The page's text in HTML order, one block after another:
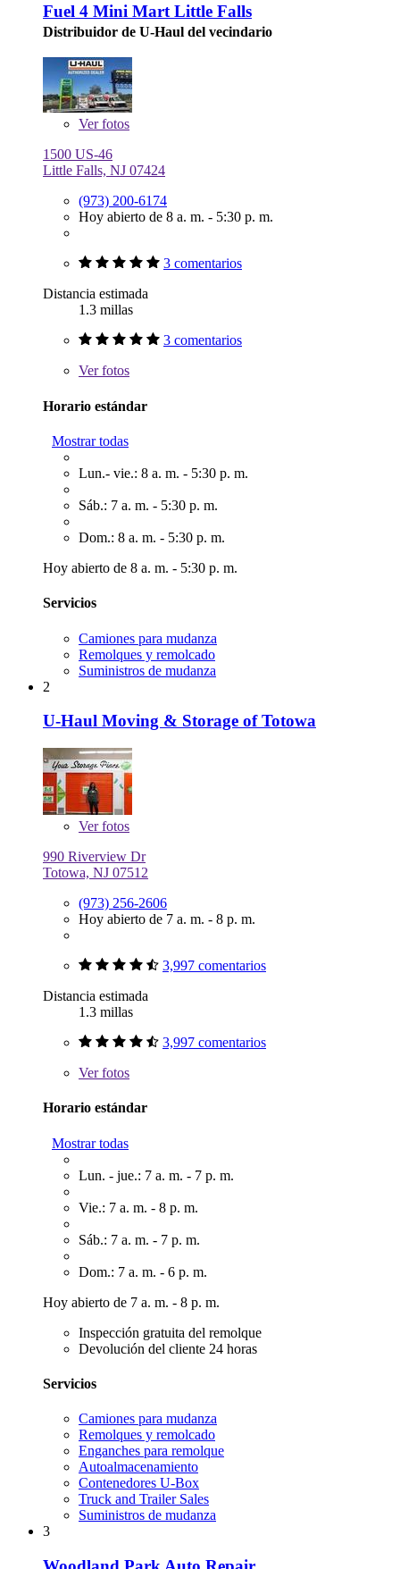
Fuel 4 Mini Mart Little Falls
Distribuidor de U-Haul del vecindario
Verfotos
1500 US-46
Little Falls, NJ 07424
(973) 200-6174
Hoy abierto de 8 a. m. - 5:30 p. m.
3 comentarios
Distancia estimada
1.3 millas
3 comentarios
Verfotos
Horario estándar
Mostrar todas
Lun.- vie.: 8 a. m. - 5:30 p. m.
Sáb.: 7 a. m. - 5:30 p. m.
Dom.: 8 a. m. - 5:30 p. m.
Hoy abierto de 8 a. m. - 5:30 p. m.
Servicios
Camiones para mudanza
Remolques y remolcado
Suministros de mudanza
2
U-Haul Moving & Storage of Totowa
Verfotos
990 Riverview Dr
Totowa, NJ 07512
(973) 256-2606
Hoy abierto de 7 a. m. - 8 p. m.
3,997 comentarios
Distancia estimada
1.3 millas
3,997 comentarios
Verfotos
Horario estándar
Mostrar todas
Lun. - jue.: 7 a. m. - 7 p. m.
Vie.: 7 a. m. - 8 p. m.
Sáb.: 7 a. m. - 7 p. m.
Dom.: 7 a. m. - 6 p. m.
Hoy abierto de 7 a. m. - 8 p. m.
Inspección gratuita del remolque
Devolución del cliente 24 horas
Servicios
Camiones para mudanza
Remolques y remolcado
Enganches para remolque
Autoalmacenamiento
Contenedores U-Box
Truck and Trailer Sales
Suministros de mudanza
3